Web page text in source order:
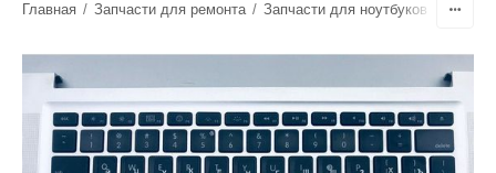
Главная / Запчасти для ремонта / Запчасти для ноутбуков